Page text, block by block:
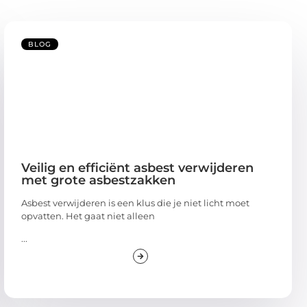
BLOG
Veilig en efficiënt asbest verwijderen
met grote asbestzakken
Asbest verwijderen is een klus die je niet licht moet
opvatten. Het gaat niet alleen
...